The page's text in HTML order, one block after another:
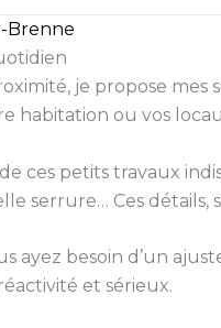
Brenne
je propose mes
habitation ou vos
ces petits travaux
serrure… Ces
ayez besoin d’un
et sérieux.